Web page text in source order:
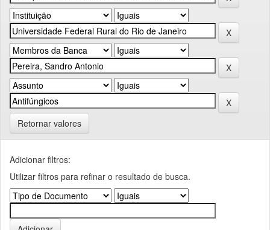
Retornar valores
Adicionar filtros:
Utilizar filtros para refinar o resultado de busca.